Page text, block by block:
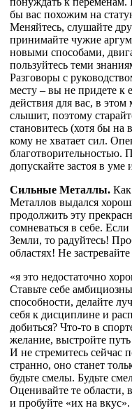
бы вас похожим на
Меняйтесь, слушайте
принимайте чужие
новыми способами,
пользуйтесь теми
Разговоры с
месту – вы не придете
действия для вас, в
слышит, поэтому
становитесь (хотя бы
кому не хватает сил.
благотворительностью.
допускайте застоя в
Сильные Металлы.
Металлов выдался
продолжить эту
сомневаться в себе.
Земли, то радуйтесь!
областях! Не
«я это недостаточно
Ставьте себе
способности, делайте
себя к дисциплине и
добиться? Что-то в
желание, выстройте
И не стремитесь сейчас
странно, оно станет
будьте смелы. Будьте
Оценивайте те области,
и пробуйте «их на вкус».